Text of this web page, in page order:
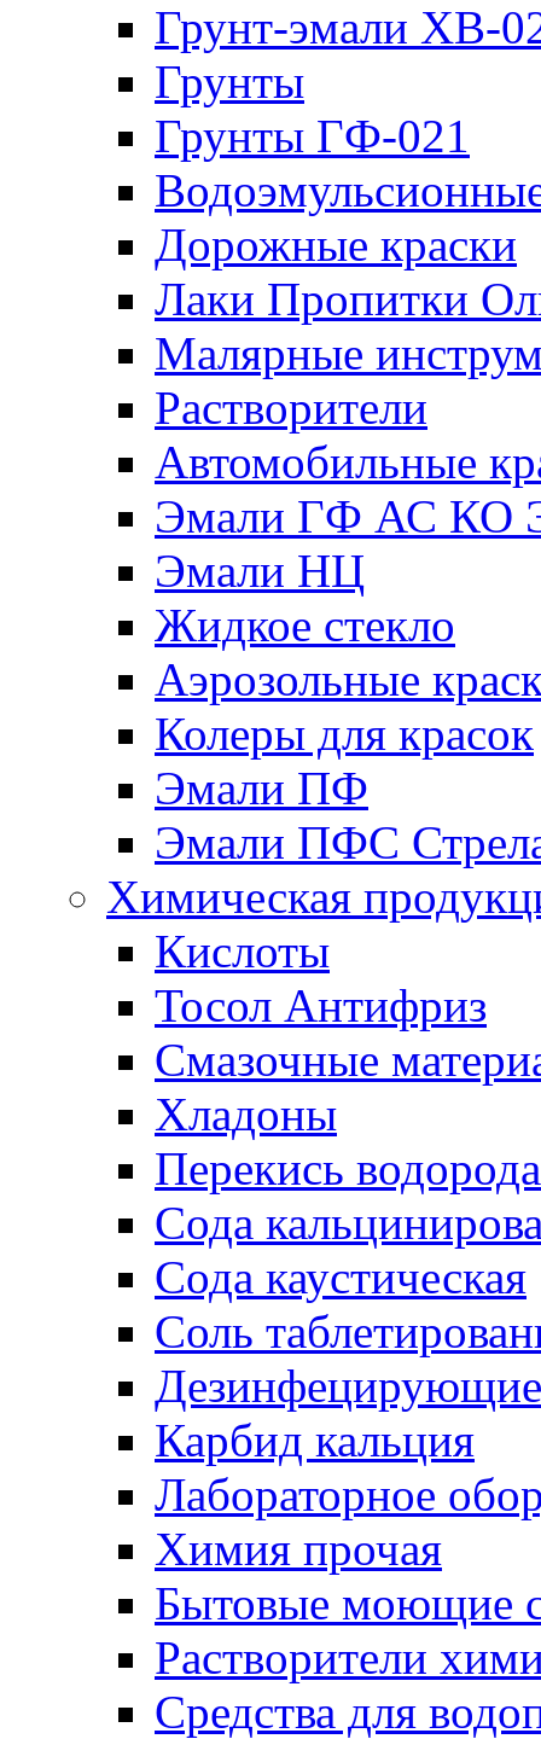
Грунт-эмали ХВ-
Грунты
Грунты ГФ-021
Дорожные краски
Лаки Пропитки
Малярные
Растворители
Автомобильные
Эмали ГФ АС КО
Эмали НЦ
Жидкое стекло
Аэрозольные
Колеры для красок
Эмали ПФ
Эмали ПФС
Химическая
Кислоты
Тосол Антифриз
Смазочные
Хладоны
Перекись водорода
Сода
Сода каустическая
Соль
Дезинфецирующие
Карбид кальция
Лабораторное
Химия прочая
Бытовые моющие
Растворители
Средства для